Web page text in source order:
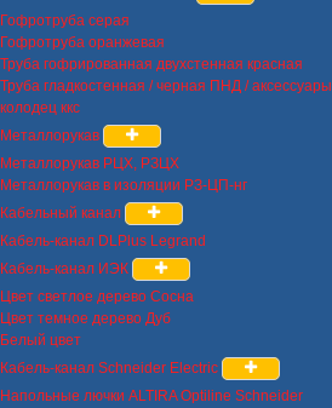
Гофротруба серая
Гофротруба оранжевая
Труба гофрированная двухстенная красная
Труба гладкостенная / черная ПНД / аксессуары
колодец ккс
Металлорукав
Металлорукав РЦХ, РЗЦХ
Металлорукав в изоляции РЗ-ЦП-нг
Кабельный канал
Кабель-канал DLPlus Legrand
Кабель-канал ИЭК
Цвет светлое дерево Сосна
Цвет темное дерево Дуб
Белый цвет
Кабель-канал Schneider Electric
Напольные лючки ALTIRA Optiline Schneider